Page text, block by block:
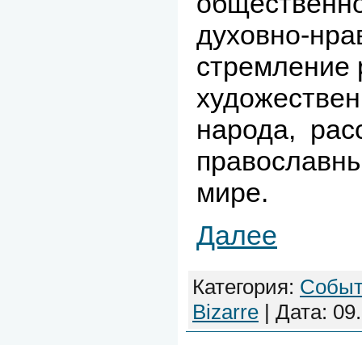
духовно-
стремление
народа,
мире.
Далее
Категория:
Bizarre | Дата: